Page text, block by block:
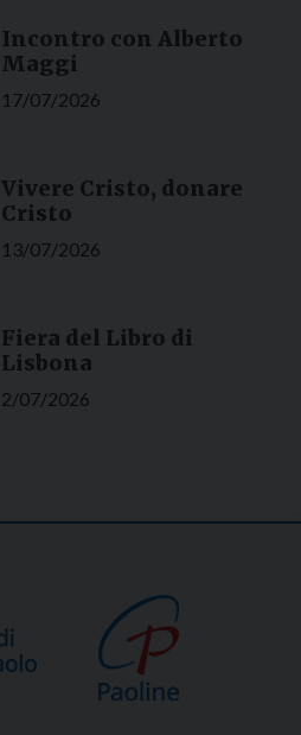
Incontro con Alberto
Maggi
17/07/2026
Vivere Cristo, donare
Cristo
13/07/2026
Fiera del Libro di
Lisbona
2/07/2026